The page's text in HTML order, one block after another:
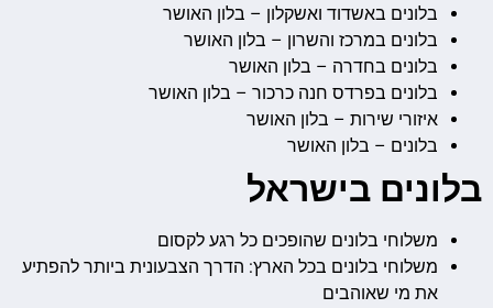
בלונים באשדוד ואשקלון – בלון האושר
בלונים במרכז והשרון – בלון האושר
בלונים בחדרה – בלון האושר
בלונים בפרדס חנה כרכור – בלון האושר
איזורי שירות – בלון האושר
בלונים – בלון האושר
בלונים בישראל
משלוחי בלונים שהופכים כל רגע לקסום
משלוחי בלונים בכל הארץ: הדרך הצבעונית ביותר להפתיע
את מי שאוהבים